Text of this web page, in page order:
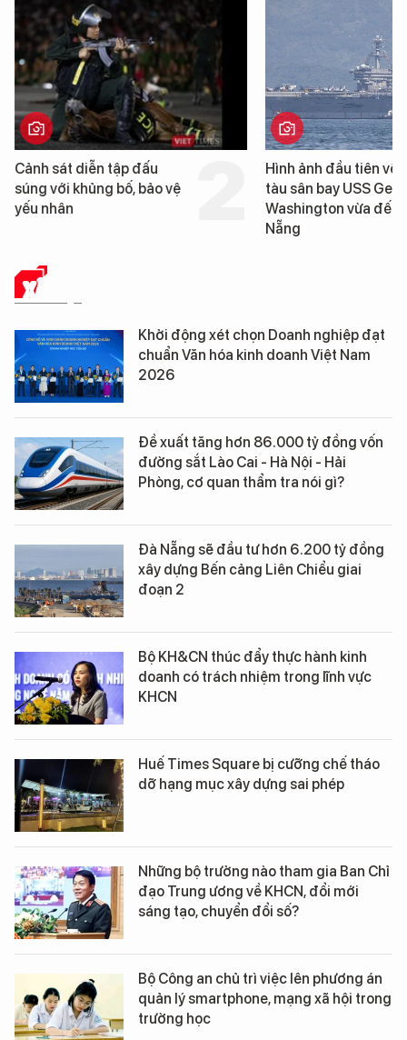
Hình ảnh đầu tiên về siêu
tàu sân bay USS George
Washington vừa đến Đà
Cận cảnh chiến
tống tàu sân bay
George
Đà Nẵng
XÃ HỘI
Khởi động xét chọn Doanh nghiệp đạt
chuẩn Văn hóa kinh doanh Việt Nam
2026
Đề xuất tăng hơn 86.000 tỷ đồng vốn
đường sắt Lào Cai - Hà Nội - Hải
Phòng, cơ quan thẩm tra nói gì?
Đà Nẵng sẽ đầu tư hơn 6.200 tỷ đồng
xây dựng Bến cảng Liên Chiểu giai
đoạn 2
Bộ KH&CN thúc đẩy thực hành kinh
doanh có trách nhiệm trong lĩnh vực
KHCN
Huế Times Square bị cưỡng chế tháo
dỡ hạng mục xây dựng sai phép
Những bộ trưởng nào tham gia Ban Chỉ
đạo Trung ương về KHCN, đổi mới
sáng tạo, chuyển đổi số?
Bộ Công an chủ trì việc lên phương án
quản lý smartphone, mạng xã hội trong
trường học